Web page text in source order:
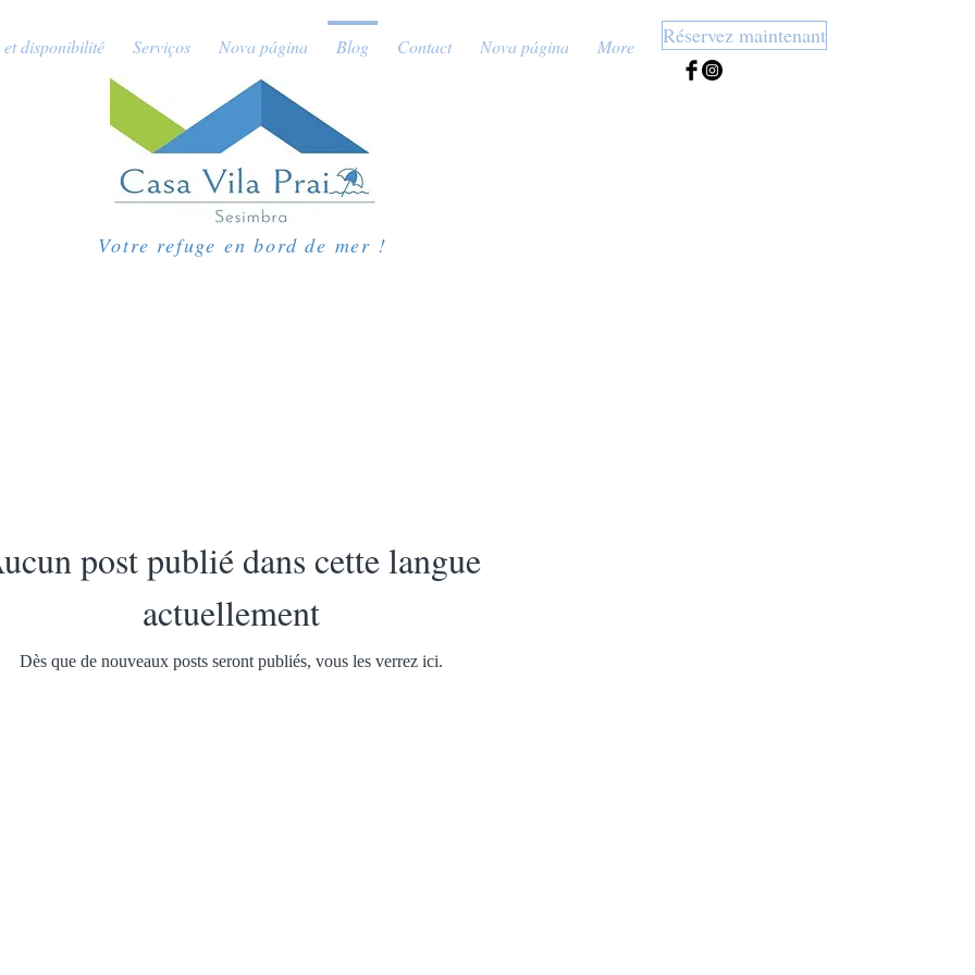
disponibilité Serviços Nova página Blog Contact Nova página More Réservez maintenant
Votre refuge en bord de mer !
post publié dans cette langue
actuellement
Dès que de nouveaux posts seront publiés, vous les verrez ici.